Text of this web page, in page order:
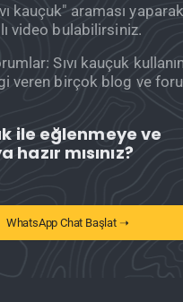
kauçuk" araması
video bulabilirsiniz.
Sıvı kauçuk
veren birçok blog ve
ile eğlenmeye ve
mısınız?
WhatsApp Chat Başlat ➝